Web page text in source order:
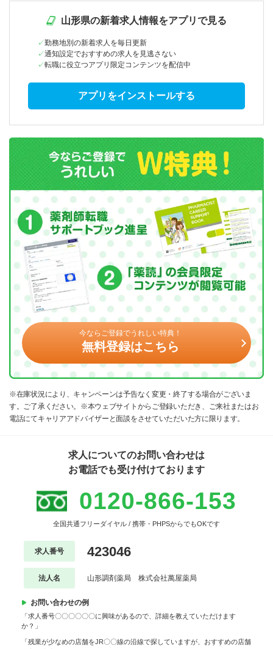
山形県の新着求人情報をアプリで見る
勤務地別の新着求人を毎日更新
通知設定でおすすめの求人を見逃さない
転職に役立つアプリ限定コンテンツを配信中
アプリをインストールする
今ならご登録でうれしい特典！
無料登録はこちら
※在庫状況により、キャンペーンは予告なく変更・終了する場合がございま
す。ご了承ください。※本ウェブサイトからご登録いただき、ご来社またはお
電話にてキャリアアドバイザーと面談をさせていただいた方に限ります。
求人についてのお問い合わせは
お電話でも受け付けております
0120-866-153
全国共通フリーダイヤル / 携帯・PHPSからでもOKです
求人番号 423046
法人名 山形調剤薬局 株式会社萬屋薬局
お問い合わせの例
「求人番号〇〇〇〇〇〇に興味があるので、詳細を教えていただけます
か？」
「残業が少なめの店舗をJR〇〇線の沿線で探していますが、おすすめの店舗